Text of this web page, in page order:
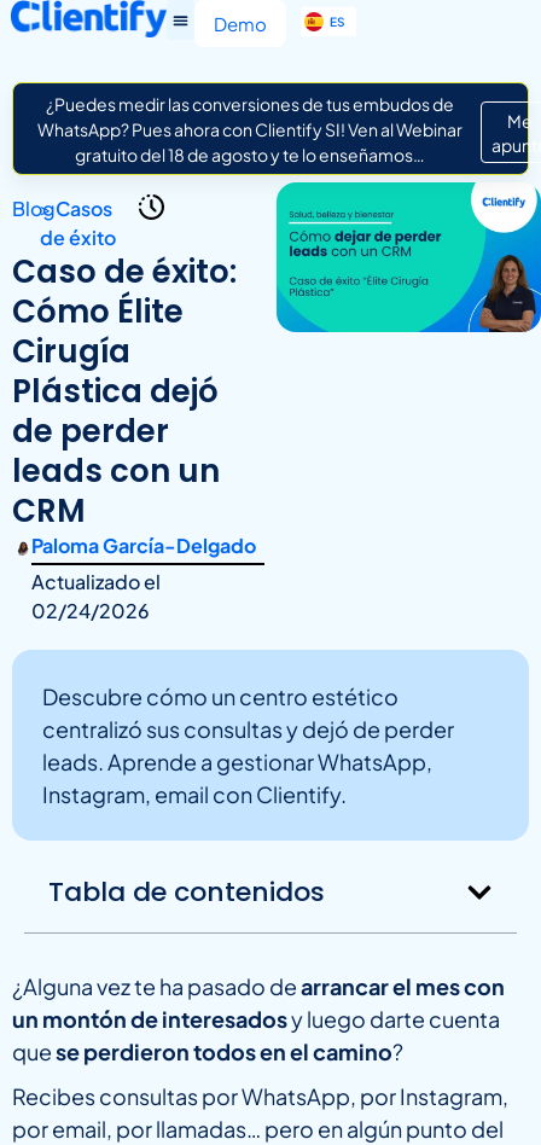
Demo ES
IT
¿Puedes medir las conversiones de tus embudos de
WhatsApp? Pues ahora con Clientify SI! Ven al Webinar
gratuito del 18 de agosto y te lo enseñamos…
Me
Blog
>Casos
de éxito
Caso de éxito:
Cómo Élite
Cirugía
Plástica dejó
de perder
leads con un
CRM
Paloma García-Delgado
Actualizado el
02/24/2026
Descubre cómo un centro estético
centralizó sus consultas y dejó de perder
leads. Aprende a gestionar WhatsApp,
Instagram, email con Clientify.
Tabla de contenidos
¿Alguna vez te ha pasado dearrancar el mes con
un montón de interesadosy luego darte cuenta
quese perdieron todos en el camino?
Recibes consultas por WhatsApp, por Instagram,
por email, por llamadas… pero en algún punto del